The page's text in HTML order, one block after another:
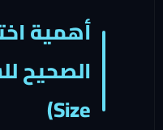
أهمية
Size)